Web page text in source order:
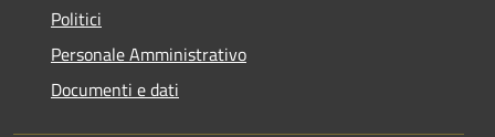
Politici
Personale Amministrativo
Documenti e dati